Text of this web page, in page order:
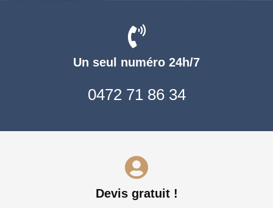
Un seul numéro 24h/7
0472 71 86 34
Devis gratuit !